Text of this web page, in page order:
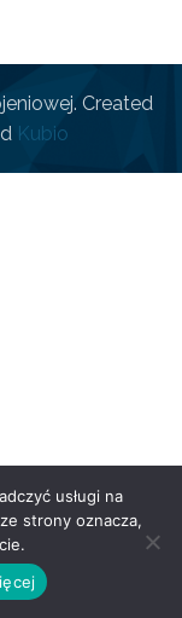
Created
Kubio
usługi na
strony oznacza,